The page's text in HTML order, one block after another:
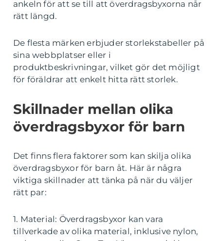
ankeln för att se till att överdragsbyxorna når
rätt längd.
De flesta märken erbjuder storlekstabeller på
sina webbplatser eller i
produktbeskrivningar, vilket gör det möjligt
för föräldrar att enkelt hitta rätt storlek.
Skillnader mellan olika
överdragsbyxor för barn
Det finns flera faktorer som kan skilja olika
överdragsbyxor för barn åt. Här är några
viktiga skillnader att tänka på när du väljer
rätt par:
1. Material: Överdragsbyxor kan vara
tillverkade av olika material, inklusive nylon,